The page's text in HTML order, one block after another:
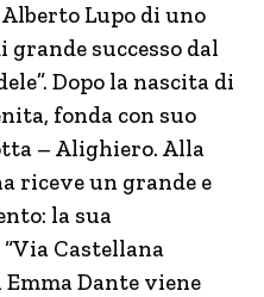
Lupo di uno
grande successo dal
Dopo la nascita di
fonda con suo
– Alighiero. Alla
riceve un grande e
la sua
Castellana
Dante viene